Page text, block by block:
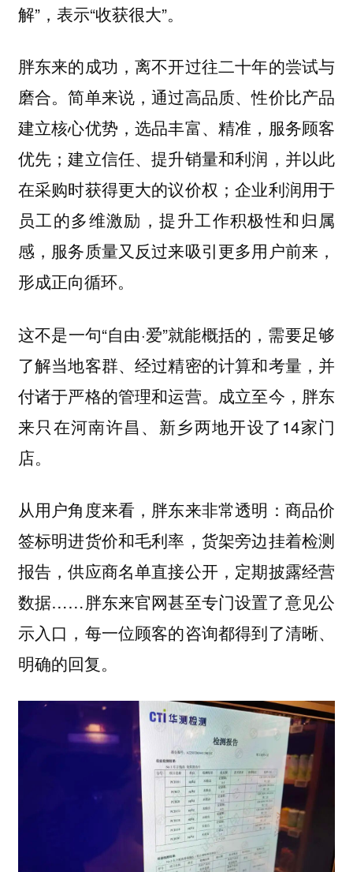
解”，表示“收获很大”。
胖东来的成功，离不开过往二十年的尝试与
磨合。简单来说，通过高品质、性价比产品
建立核心优势，选品丰富、精准，服务顾客
优先；建立信任、提升销量和利润，并以此
在采购时获得更大的议价权；企业利润用于
员工的多维激励，提升工作积极性和归属
感，服务质量又反过来吸引更多用户前来，
形成正向循环。
这不是一句“自由·爱”就能概括的，需要足够
了解当地客群、经过精密的计算和考量，并
付诸于严格的管理和运营。成立至今，胖东
来只在河南许昌、新乡两地开设了14家门
店。
从用户角度来看，胖东来非常透明：商品价
签标明进货价和毛利率，货架旁边挂着检测
报告，供应商名单直接公开，定期披露经营
数据……胖东来官网甚至专门设置了意见公
示入口，每一位顾客的咨询都得到了清晰、
明确的回复。